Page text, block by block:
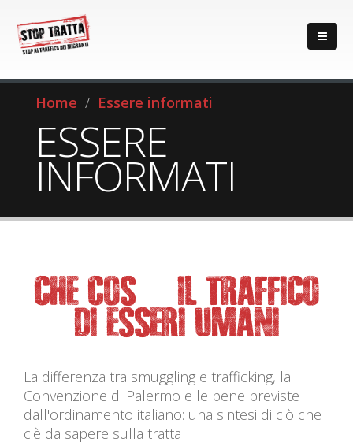
Home Essere informati
ESSERE
INFORMATI
CHE COS’È IL TRAFFICO
DI ESSERI UMANI
La differenza tra smuggling e trafficking, la
Convenzione di Palermo e le pene previste
dall'ordinamento italiano: una sintesi di ciò che
c'è da sapere sulla tratta